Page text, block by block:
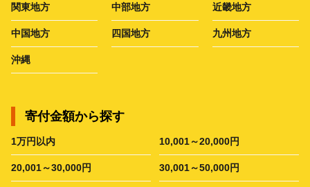
関東地方 中部地方 近畿地方
中国地方 四国地方 九州地方
沖縄
寄付金額から探す
1万円以内 10,001～20,000円
20,001～30,000円 30,001～50,000円